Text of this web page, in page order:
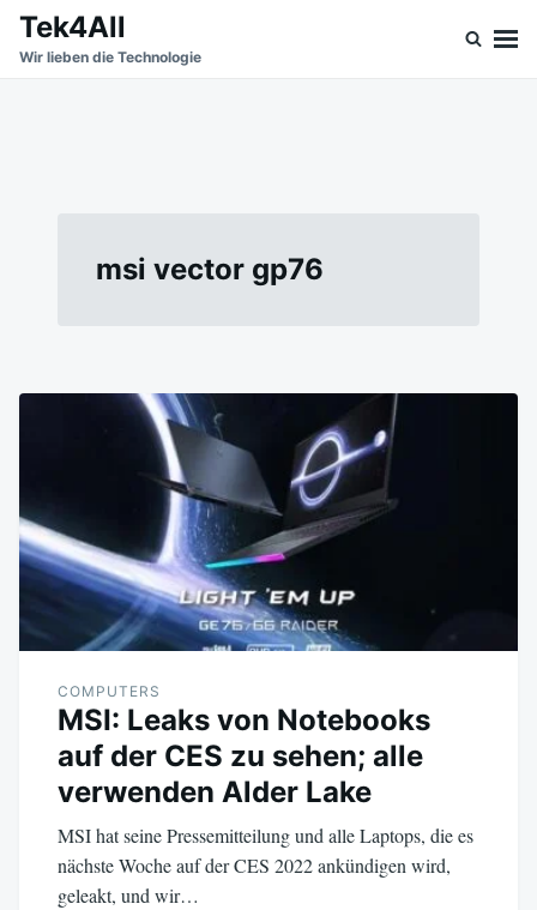
SkipSearch
for:
Tek4All
Wir lieben die Technologie
msi vector gp76
COMPUTERS
MSI: Leaks von Notebooks
auf der CES zu sehen; alle
verwenden Alder Lake
MSI hat seine Pressemitteilung und alle Laptops, die es
nächste Woche auf der CES 2022 ankündigen wird,
geleakt, und wir…